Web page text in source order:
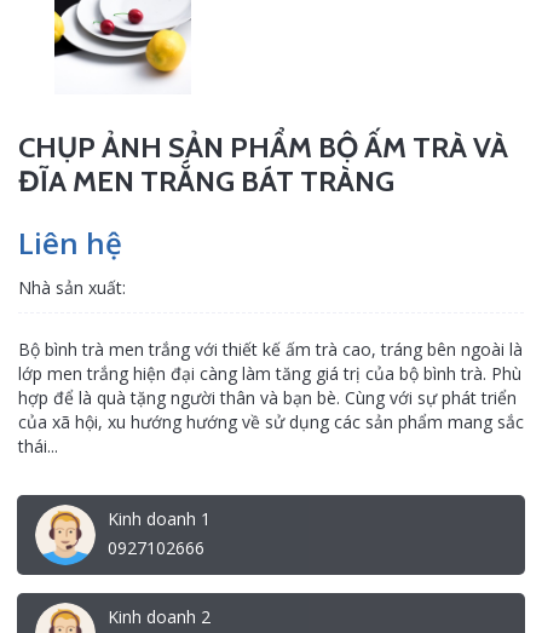
CHỤP ẢNH SẢN PHẨM BỘ ẤM TRÀ VÀ
ĐĨA MEN TRẮNG BÁT TRÀNG
Liên hệ
Nhà sản xuất:
Bộ bình trà men trắng với thiết kế ấm trà cao, tráng bên ngoài là
lớp men trắng hiện đại càng làm tăng giá trị của bộ bình trà. Phù
hợp để là quà tặng người thân và bạn bè. Cùng với sự phát triển
của xã hội, xu hướng hướng về sử dụng các sản phẩm mang sắc
thái...
Kinh doanh 1
0927102666
Kinh doanh 2